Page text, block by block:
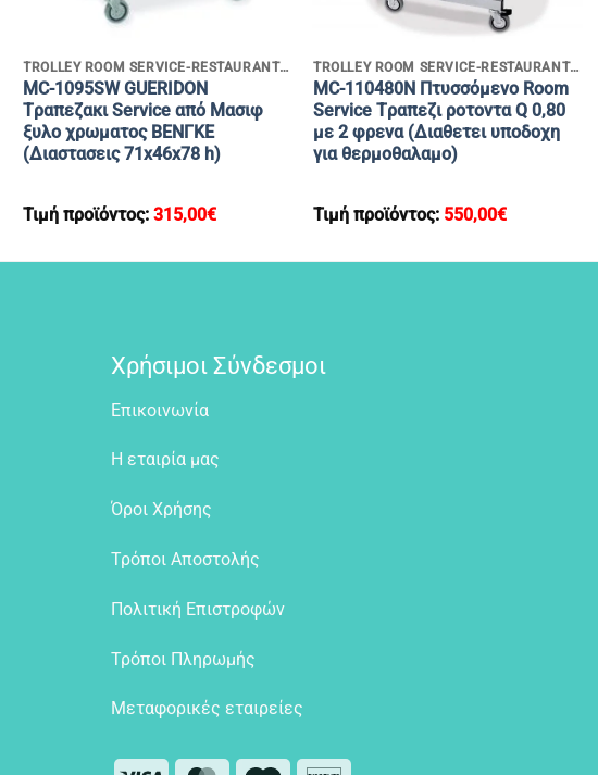
TROLLEY ROOM SERVICE-RESTAURANT SERVICE
MC-1095SW GUERIDON
Tραπεζακι Service από Μασιφ
ξυλο χρωματος BENΓΚΕ
(Διαστασεις 71x46x78 h)
Τιμή προϊόντος:315,00€
TROLLEY ROOM SERVICE-RESTAURANT SERVICE
MC-110480N Πτυσσόμενo Room
Service Tραπεζι ροτoντα Q 0,80
με 2 φρενα (Διαθετει υποδοχη
για θερμοθαλαμο)
Τιμή προϊόντος: 550,00€
Χρήσιμοι Σύνδεσμοι
Επικοινωνία
Η εταιρία μας
Όροι Χρήσης
Τρόποι Αποστολής
Πολιτική Επιστροφών
Τρόποι Πληρωμής
Μεταφορικές εταιρείες